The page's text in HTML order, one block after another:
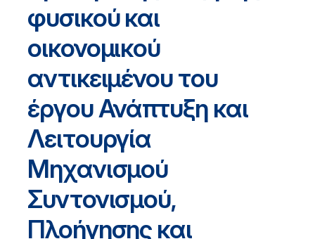
φυσικού και
οικονομικού
αντικειμένου του
έργου Ανάπτυξη και
Λειτουργία
Μηχανισμού
Συντονισμού,
Πλοήγησης και